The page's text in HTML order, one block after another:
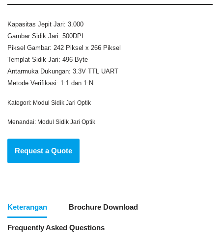
Kapasitas Jepit Jari: 3.000
Gambar Sidik Jari: 500DPI
Piksel Gambar: 242 Piksel x 266 Piksel
Templat Sidik Jari: 496 Byte
Antarmuka Dukungan: 3.3V TTL UART
Metode Verifikasi: 1:1 dan 1:N
Kategori: Modul Sidik Jari Optik
Menandai: Modul Sidik Jari Optik
Request a Quote
Keterangan Brochure Download
Frequently Asked Questions